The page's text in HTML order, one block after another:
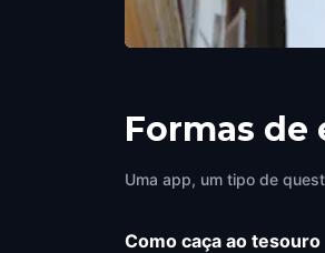
Formas de
Uma app, um tipo de
Como caça ao tesouro